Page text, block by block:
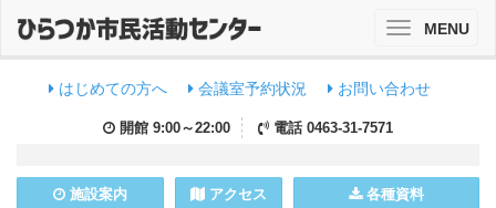
はじめての方へ 会議室予約状況 お問い合わせ
開館 9:00～22:00 電話 0463-31-7571
施設案内 アクセス 各種資料
ToggleMENU